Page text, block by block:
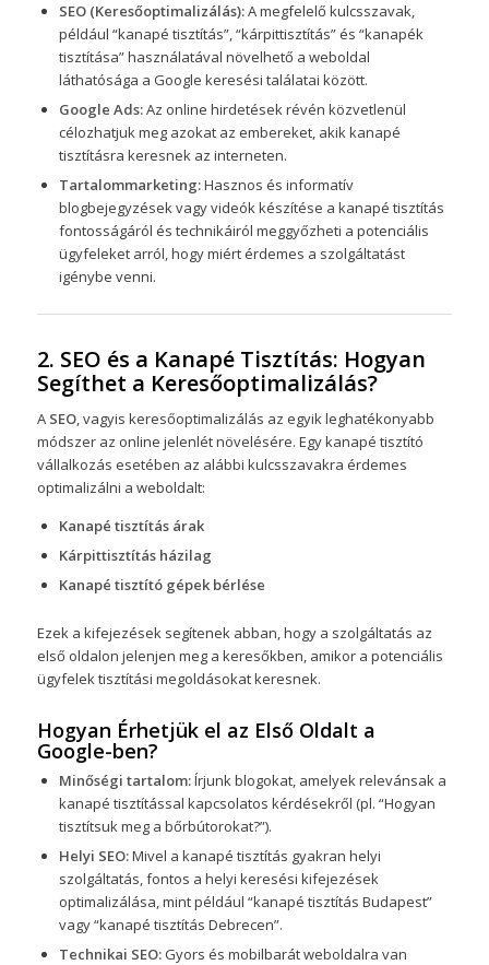
SEO (Keresőoptimalizálás):A megfelelő kulcsszavak,
például “kanapé tisztítás”, “kárpittisztítás” és “kanapék
tisztítása” használatával növelhető a weboldal
láthatósága a Google keresési találatai között.
Google Ads:Az online hirdetések révén közvetlenül
célozhatjuk meg azokat az embereket, akik kanapé
tisztításra keresnek az interneten.
Tartalommarketing:Hasznos és informatív
blogbejegyzések vagy videók készítése a kanapé tisztítás
fontosságáról és technikáiról meggyőzheti a potenciális
ügyfeleket arról, hogy miért érdemes a szolgáltatást
igénybe venni.
2. SEO és a Kanapé Tisztítás: Hogyan
Segíthet a Keresőoptimalizálás?
A SEO, vagyis keresőoptimalizálás az egyik leghatékonyabb
módszer az online jelenlét növelésére. Egy kanapé tisztító
vállalkozás esetében az alábbi kulcsszavakra érdemes
optimalizálni a weboldalt:
Kanapé tisztítás árak
Kárpittisztítás házilag
Kanapé tisztító gépek bérlése
Ezek a kifejezések segítenek abban, hogy a szolgáltatás az
első oldalon jelenjen meg a keresőkben, amikor a potenciális
ügyfelek tisztítási megoldásokat keresnek.
Hogyan Érhetjük el az Első Oldalt a
Google-ben?
Minőségi tartalom:Írjunk blogokat, amelyek relevánsak a
kanapé tisztítással kapcsolatos kérdésekről (pl. “Hogyan
tisztítsuk meg a bőrbútorokat?”).
Helyi SEO:Mivel a kanapé tisztítás gyakran helyi
szolgáltatás, fontos a helyi keresési kifejezések
optimalizálása, mint például “kanapé tisztítás Budapest”
vagy “kanapé tisztítás Debrecen”.
Technikai SEO:Gyors és mobilbarát weboldalra van